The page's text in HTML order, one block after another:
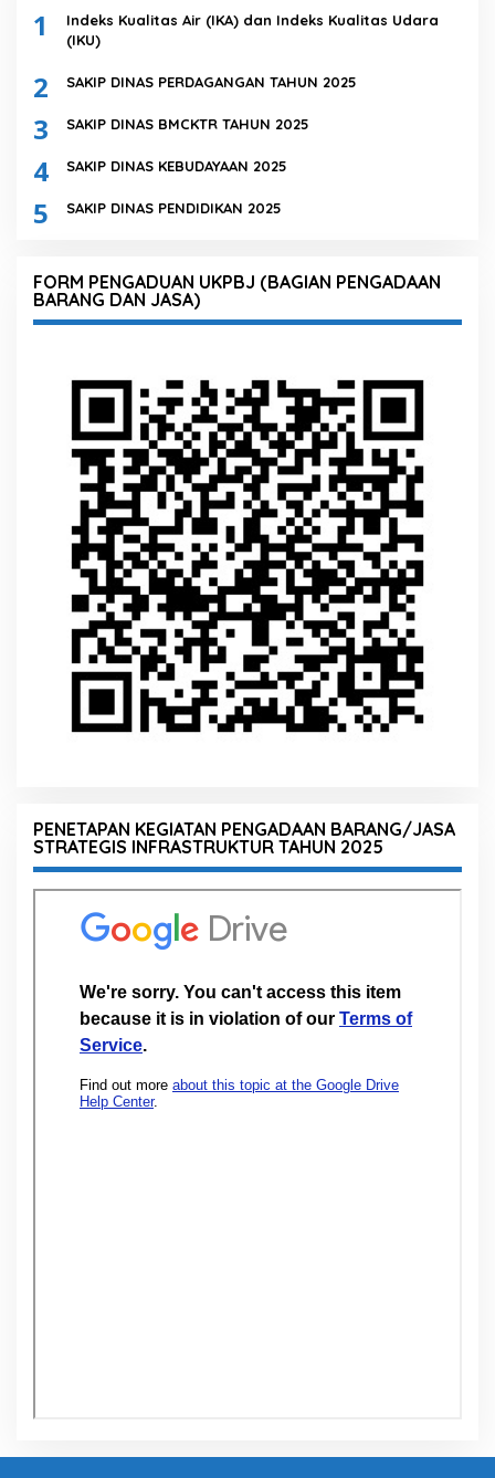
1
Indeks Kualitas Air (IKA) dan Indeks Kualitas Udara
(IKU)
2 SAKIP DINAS PERDAGANGAN TAHUN 2025
3 SAKIP DINAS BMCKTR TAHUN 2025
4 SAKIP DINAS KEBUDAYAAN 2025
5 SAKIP DINAS PENDIDIKAN 2025
FORM PENGADUAN UKPBJ (BAGIAN PENGADAAN
BARANG DAN JASA)
PENETAPAN KEGIATAN PENGADAAN BARANG/JASA
STRATEGIS INFRASTRUKTUR TAHUN 2025